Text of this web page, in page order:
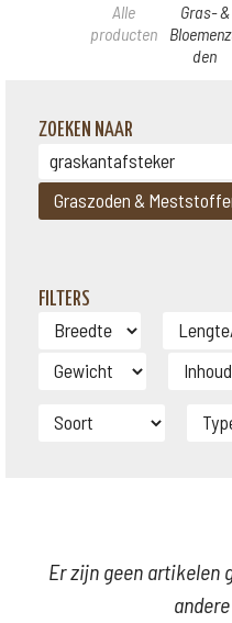
Alle
producten
Gras- &
den
ZOEKEN NAAR
FILTERS
Er zijn geen artikelen